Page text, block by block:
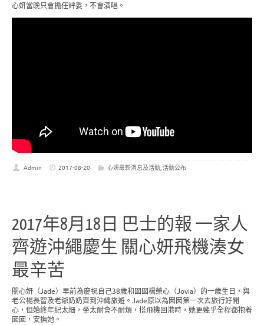
心妍當晚只會擔任評委，不會演唱。
Admin 2017-08-20 心妍最新消息及活動, 活動公布
2017年8月18日 巴士的報 一家人
齊遊沖繩慶生 關心妍飛機湊女
最辛苦
關心妍（Jade）早前為慶祝自己38歲和囡囡楊榮心（Jovia）的一歲生日，與
老公楊長智及老爺奶奶齊到沖繩旅遊。Jade原以為囡囡第一次去旅行好開
心，但始終年紀太細，坐太耐會不耐煩，搭飛機回港時，她更幾乎全程都抱着
囡囡，安撫她。